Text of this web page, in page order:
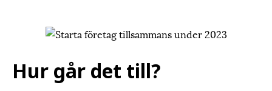
Hur går det till?